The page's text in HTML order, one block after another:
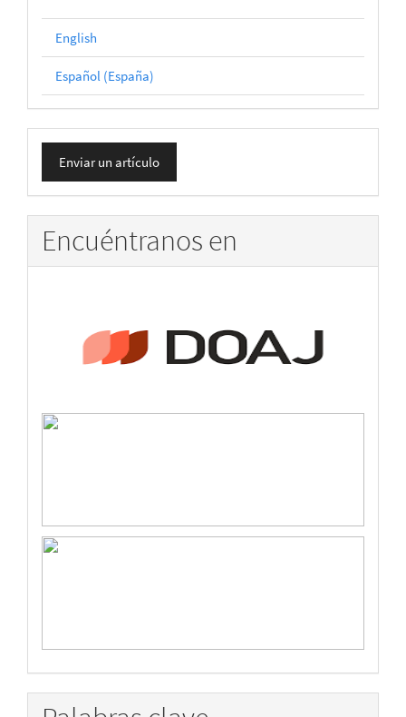
English
Español (España)
Enviar
un
artículo
Enviar un artículo
Encuéntranos en